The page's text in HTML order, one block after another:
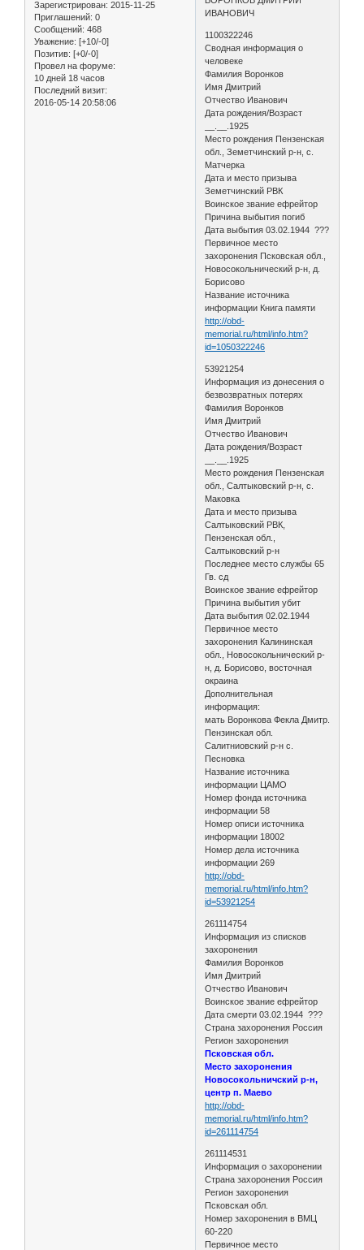
Зарегистрирован: 2015-11-25
Приглашений: 0
Сообщений: 468
Уважение: [+10/-0]
Позитив: [+0/-0]
Провел на форуме:
10 дней 18 часов
Последний визит:
2016-05-14 20:58:06
ИВАНОВИЧ
1100322246
Сводная информация о
человеке
Фамилия Воронков
Имя Дмитрий
Отчество Иванович
Дата рождения/Возраст
__.__.1925
Место рождения Пензенская
обл., Земетчинский р-н, с.
Матчерка
Дата и место призыва
Земетчинский РВК
Воинское звание ефрейтор
Причина выбытия погиб
Дата выбытия 03.02.1944 ???
Первичное место
захоронения Псковская обл.,
Новосокольнический р-н, д.
Борисово
Название источника
информации Книга памяти
http://obd-
memorial.ru/html/info.htm?
id=1050322246
53921254
Информация из донесения о
безвозвратных потерях
Фамилия Воронков
Имя Дмитрий
Отчество Иванович
Дата рождения/Возраст
__.__.1925
Место рождения Пензенская
обл., Салтыковский р-н, с.
Маковка
Дата и место призыва
Салтыковский РВК,
Пензенская обл.,
Салтыковский р-н
Последнее место службы 65
Гв. сд
Воинское звание ефрейтор
Причина выбытия убит
Дата выбытия 02.02.1944
Первичное место
захоронения Калининская
обл., Новосокольнический р-
н, д. Борисово, восточная
окраина
Дополнительная
информация:
мать Воронкова Фекла Дмитр.
Пензинская обл.
Салитниовский р-н с.
Песновка
Название источника
информации ЦАМО
Номер фонда источника
информации 58
Номер описи источника
информации 18002
Номер дела источника
информации 269
http://obd-
memorial.ru/html/info.htm?
id=53921254
261114754
Информация из списков
захоронения
Фамилия Воронков
Имя Дмитрий
Отчество Иванович
Воинское звание ефрейтор
Дата смерти 03.02.1944 ???
Страна захоронения Россия
Регион захоронения
Псковская обл.
Место захоронения
Новосокольничский р-н,
центр п. Маево
http://obd-
memorial.ru/html/info.htm?
id=261114754
261114531
Информация о захоронении
Страна захоронения Россия
Регион захоронения
Псковская обл.
Номер захоронения в ВМЦ
60-220
Первичное место